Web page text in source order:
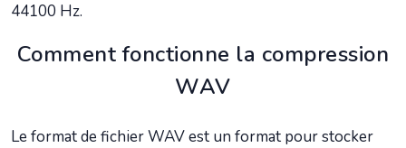
44100 Hz.
Comment fonctionne la compression
WAV
Le format de fichier WAV est un format pour stocker